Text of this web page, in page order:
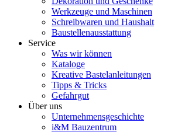
Werkzeuge und Maschinen
Schreibwaren und Haushalt
Baustellenausstattung
Service
Was wir können
Kataloge
Kreative Bastelanleitungen
Tipps & Tricks
Gefahrgut
Über uns
Unternehmensgeschichte
i&M Bauzentrum